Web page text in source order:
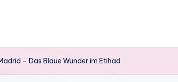
– Das Blaue Wunder im Etihad